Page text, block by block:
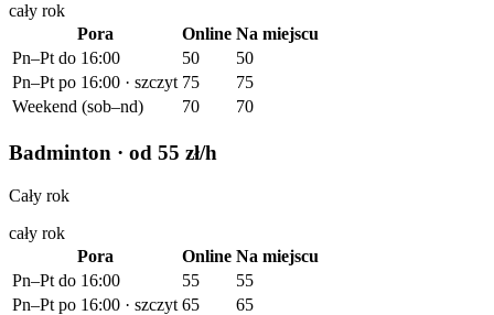
cały rok
Pora
Online Na miejscu
Pn–Pt do 16:00
50
50
Pn–Pt po 16:00 · szczyt 75
75
Weekend (sob–nd)
70 70
Badminton · od 55 zł/h
Cały rok
cały rok
Pora
Online Na miejscu
Pn–Pt do 16:00
55
55
Pn–Pt po 16:00 · szczyt 65
65